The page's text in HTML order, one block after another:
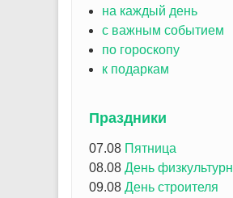
на каждый день
с важным событием
по гороскопу
к подаркам
Праздники
07.08 Пятница
08.08 День
09.08 День строителя